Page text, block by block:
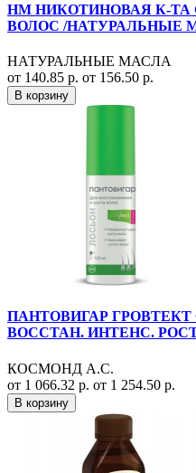
НМ НИКОТИНОВАЯ К-ТА
ВОЛОС /НАТУРАЛЬНЫЕ
НАТУРАЛЬНЫЕ МАСЛА
от 140.85 р. от 156.50 р.
В корзину
ПАНТОВИГАР
ВОССТАН. ИНТЕНС.
КОСМОНД А.С.
от 1 066.32 р. от 1 254.50 р.
В корзину